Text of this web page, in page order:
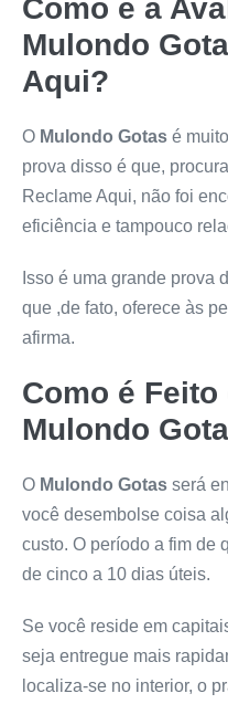
Como é a
Mulondo
Aqui?
O Mulondo Gotas é
prova disso é que,
Reclame Aqui, não foi
eficiência e tampouco
Isso é uma grande prova
que ,de fato, oferece às
afirma.
Como é
Mulondo
O Mulondo Gotas será
você desembolse coisa
custo. O período a fim de
de cinco a 10 dias úteis.
Se você reside em
seja entregue mais
localiza-se no interior, o